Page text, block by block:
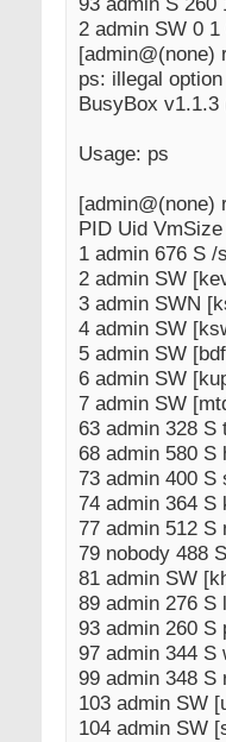
2 admin SW 0
[admin@(none)
ps: illegal
BusyBox v1.1.3
Usage: ps
[admin@(none)
PID Uid
1 admin 676 S /
2 admin SW
3 admin SWN
4 admin SW
5 admin SW
6 admin SW
7 admin SW
63 admin 328 S
68 admin 580 S
73 admin 400
74 admin 364 S
77 admin 512 S
79 nobody 488
81 admin SW
89 admin 276 S
93 admin 260 S
97 admin 344 S
99 admin 348 S
103 admin SW
104 admin SW